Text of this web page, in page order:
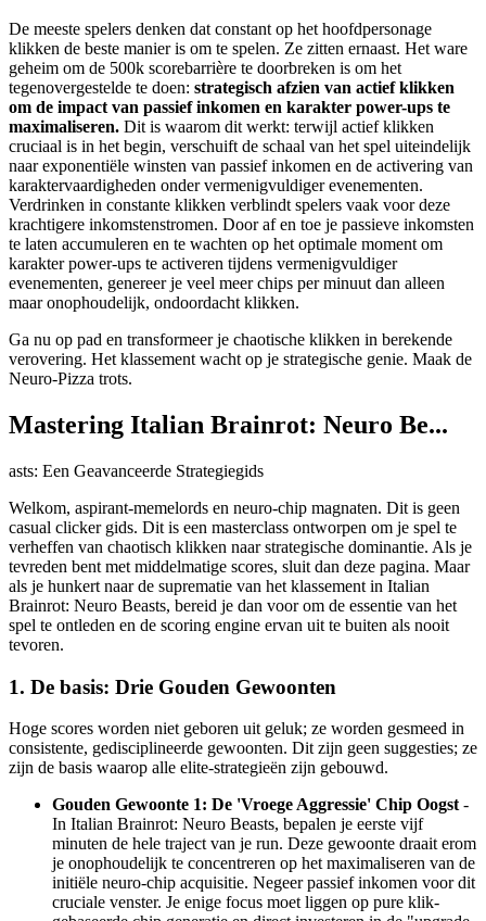
De meeste spelers denken dat constant op het hoofdpersonage
klikken de beste manier is om te spelen. Ze zitten ernaast. Het ware
geheim om de 500k scorebarrière te doorbreken is om het
tegenovergestelde te doen: strategisch afzien van actief klikken
om de impact van passief inkomen en karakter power-ups te
maximaliseren. Dit is waarom dit werkt: terwijl actief klikken
cruciaal is in het begin, verschuift de schaal van het spel uiteindelijk
naar exponentiële winsten van passief inkomen en de activering van
karaktervaardigheden onder vermenigvuldiger evenementen.
Verdrinken in constante klikken verblindt spelers vaak voor deze
krachtigere inkomstenstromen. Door af en toe je passieve inkomsten
te laten accumuleren en te wachten op het optimale moment om
karakter power-ups te activeren tijdens vermenigvuldiger
evenementen, genereer je veel meer chips per minuut dan alleen
maar onophoudelijk, ondoordacht klikken.
Ga nu op pad en transformeer je chaotische klikken in berekende
verovering. Het klassement wacht op je strategische genie. Maak de
Neuro-Pizza trots.
Mastering Italian Brainrot: Neuro Be...
asts: Een Geavanceerde Strategiegids
Welkom, aspirant-memelords en neuro-chip magnaten. Dit is geen
casual clicker gids. Dit is een masterclass ontworpen om je spel te
verheffen van chaotisch klikken naar strategische dominantie. Als je
tevreden bent met middelmatige scores, sluit dan deze pagina. Maar
als je hunkert naar de suprematie van het klassement in Italian
Brainrot: Neuro Beasts, bereid je dan voor om de essentie van het
spel te ontleden en de scoring engine ervan uit te buiten als nooit
tevoren.
1. De basis: Drie Gouden Gewoonten
Hoge scores worden niet geboren uit geluk; ze worden gesmeed in
consistente, gedisciplineerde gewoonten. Dit zijn geen suggesties; ze
zijn de basis waarop alle elite-strategieën zijn gebouwd.
Gouden Gewoonte 1: De 'Vroege Aggressie' Chip Oogst -
In Italian Brainrot: Neuro Beasts, bepalen je eerste vijf
minuten de hele traject van je run. Deze gewoonte draait erom
je onophoudelijk te concentreren op het maximaliseren van de
initiële neuro-chip acquisitie. Negeer passief inkomen voor dit
cruciale venster. Je enige focus moet liggen op pure klik-